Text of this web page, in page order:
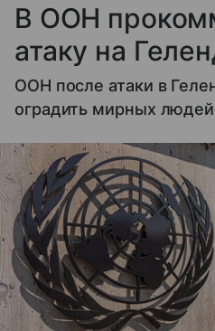
В ООН
атаку на
ООН после атаки в
оградить мирных людей